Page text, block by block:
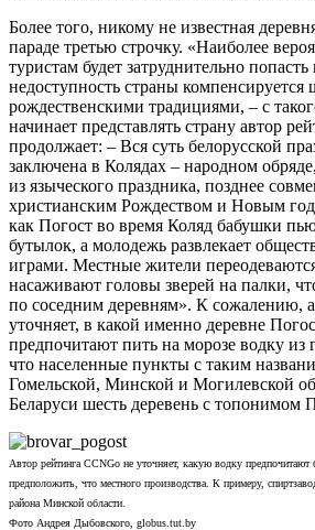
Более того, никому не известная
параде третью строчку. «Наиболее
туристам будет затруднительно
недоступность страны
рождественскими традициями, – с
начинает представлять страну автор
продолжает: – Вся суть белорусской
заключена в Колядах – народном
из языческого праздника, позднее
христианским Рождеством и Новым
как Погост во время Коляд бабушки
бутылок, а молодежь развлекает
играми. Местные жители
насаживают головы зверей на палки,
по соседним деревням». К сожалению,
уточняет, в какой именно деревне
предпочитают пить на морозе водку
что населенные пункты с таким
Гомельской, Минской и Могилевской
Беларуси шесть деревень с топонимом
Автор рейтинга CCNGo не уточняет, какую водку
предположить, что местного производства. К примеру,
района Минской области.
Фото Андрея Дыбовского, globus.tut.by